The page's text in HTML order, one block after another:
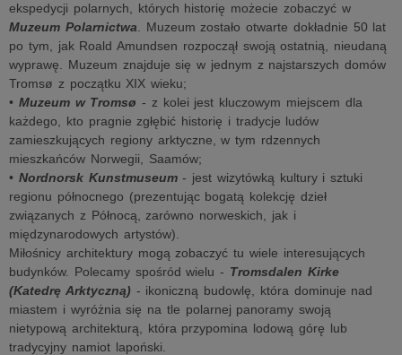
ekspedycji polarnych, których historię możecie zobaczyć w
Muzeum Polarnictwa . Muzeum zostało otwarte dokładnie 50 lat
po tym, jak Roald Amundsen rozpoczął swoją ostatnią, nieudaną
wyprawę. Muzeum znajduje się w jednym z najstarszych domów
Tromsø z początku XIX wieku;
• Muzeum w Tromsø - z kolei jest kluczowym miejscem dla
każdego, kto pragnie zgłębić historię i tradycje ludów
zamieszkujących regiony arktyczne, w tym rdzennych
mieszkańców Norwegii, Saamów;
• Nordnorsk Kunstmuseum- jest wizytówką kultury i sztuki
regionu północnego (prezentując bogatą kolekcję dzieł
związanych z Północą, zarówno norweskich, jak i
międzynarodowych artystów).
Miłośnicy architektury mogą zobaczyć tu wiele interesujących
budynków. Polecamy spośród wielu - Tromsdalen Kirke
(Katedrę Arktyczną) - ikoniczną budowlę, która dominuje nad
miastem i wyróżnia się na tle polarnej panoramy swoją
nietypową architekturą, która przypomina lodową górę lub
tradycyjny namiot lapoński.